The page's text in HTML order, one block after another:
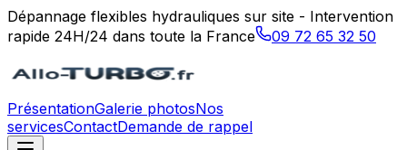
Dépannage flexibles hydrauliques sur site - Intervention
rapide 24H/24 dans toute la France
09 72 65 32 50
PrésentationGalerie photosNos
servicesContactDemande de rappel